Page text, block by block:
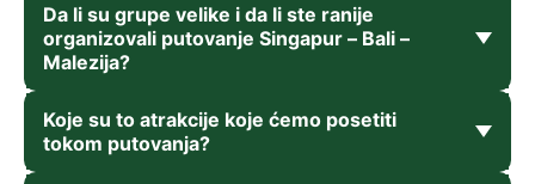
Da li su grupe velike i da li ste ranije
organizovali putovanje Singapur – Bali –
Malezija?
Koje su to atrakcije koje ćemo posetiti
tokom putovanja?